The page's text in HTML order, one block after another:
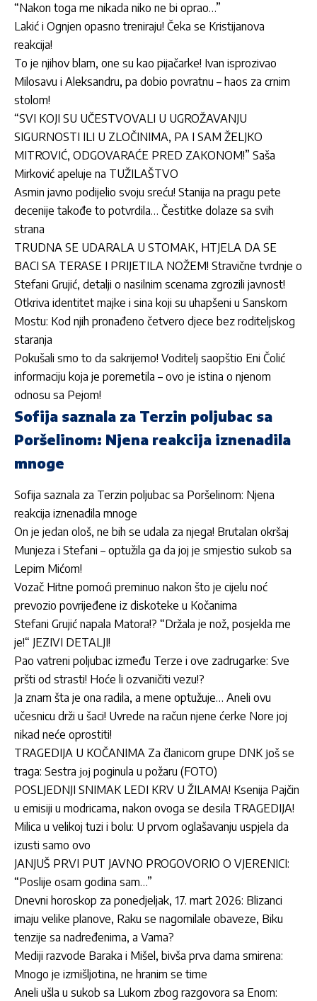
“Nakon toga me nikada niko ne bi oprao…”
Lakić i Ognjen opasno treniraju! Čeka se Kristijanova
reakcija!
To je njihov blam, one su kao pijačarke! Ivan isprozivao
Milosavu i Aleksandru, pa dobio povratnu – haos za crnim
stolom!
“SVI KOJI SU UČESTVOVALI U UGROŽAVANJU
SIGURNOSTI ILI U ZLOČINIMA, PA I SAM ŽELJKO
MITROVIĆ, ODGOVARAĆE PRED ZAKONOM!” Saša
Mirković apeluje na TUŽILAŠTVO
Asmin javno podijelio svoju sreću! Stanija na pragu pete
decenije takođe to potvrdila… Čestitke dolaze sa svih
strana
TRUDNA SE UDARALA U STOMAK, HTJELA DA SE
BACI SA TERASE I PRIJETILA NOŽEM! Stravične tvrdnje o
Stefani Grujić, detalji o nasilnim scenama zgrozili javnost!
Otkriva identitet majke i sina koji su uhapšeni u Sanskom
Mostu: Kod njih pronađeno četvero djece bez roditeljskog
staranja
Pokušali smo to da sakrijemo! Voditelj saopštio Eni Čolić
informaciju koja je poremetila – ovo je istina o njenom
odnosu sa Pejom!
Sofija saznala za Terzin poljubac sa
Poršelinom: Njena reakcija iznenadila
mnoge
Sofija saznala za Terzin poljubac sa Poršelinom: Njena
reakcija iznenadila mnoge
On je jedan ološ, ne bih se udala za njega! Brutalan okršaj
Munjeza i Stefani – optužila ga da joj je smjestio sukob sa
Lepim Mićom!
Vozač Hitne pomoći preminuo nakon što je cijelu noć
prevozio povrijeđene iz diskoteke u Kočanima
Stefani Grujić napala Matora!? “Držala je nož, posjekla me
je!“ JEZIVI DETALJI!
Pao vatreni poljubac između Terze i ove zadrugarke: Sve
pršti od strasti! Hoće li ozvaničiti vezu!?
Ja znam šta je ona radila, a mene optužuje… Aneli ovu
učesnicu drži u šaci! Uvrede na račun njene ćerke Nore joj
nikad neće oprostiti!
TRAGEDIJA U KOČANIMA Za članicom grupe DNK јoš se
traga: Sestra јој poginula u požaru (FOTO)
POSLJEDNJI SNIMAK LEDI KRV U ŽILAMA! Ksenija Pajčin
u emisiji u modricama, nakon ovoga se desila TRAGEDIJA!
Milica u velikoj tuzi i bolu: U prvom oglašavanju uspjela da
izusti samo ovo
JANJUŠ PRVI PUT JAVNO PROGOVORIO O VJERENICI:
“Poslije osam godina sam…”
Dnevni horoskop za ponedjeljak, 17. mart 2026: Blizanci
imaju velike planove, Raku se nagomilale obaveze, Biku
tenzije sa nadređenima, a Vama?
Mediji razvode Baraka i Mišel, bivša prva dama smirena:
Mnogo je izmišljotina, ne hranim se time
Aneli ušla u sukob sa Lukom zbog razgovora sa Enom: